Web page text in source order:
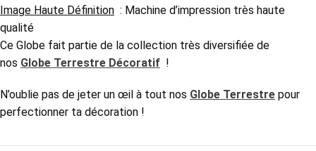
Image Haute Définition : Machine d’impression très haute
qualité
Ce Globe fait partie de la collection très diversifiée de
nos Globe Terrestre Décoratif !
N’oublie pas de jeter un œil à tout nos Globe Terrestre pour
perfectionner ta décoration !